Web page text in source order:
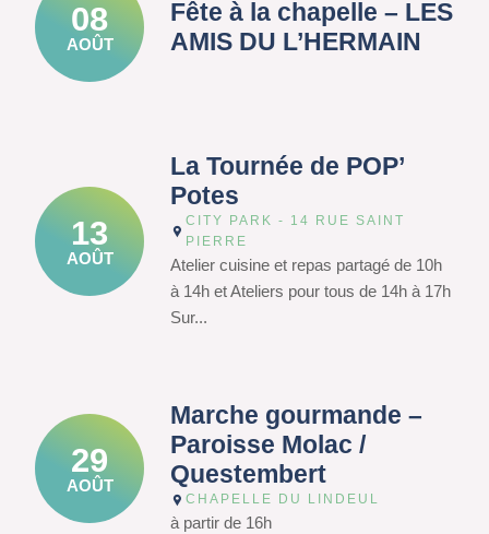
08
AOÛT
Fête à la chapelle – LES
AMIS DU L’HERMAIN
13
AOÛT
La Tournée de POP’
Potes
CITY PARK - 14 RUE SAINT
PIERRE
Atelier cuisine et repas partagé de 10h
à 14h et Ateliers pour tous de 14h à 17h
Sur...
29
AOÛT
Marche gourmande –
Paroisse Molac /
Questembert
CHAPELLE DU LINDEUL
à partir de 16h